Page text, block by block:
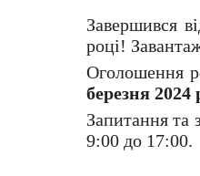
Завершився
році!
Оголошення
березня 2024
Запитання та
9:00 до 17:00.